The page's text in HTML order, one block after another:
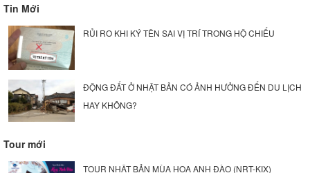
Tin Mới
RỦI RO KHI KÝ TÊN SAI VỊ TRÍ TRONG HỘ CHIẾU
ĐỘNG ĐẤT Ở NHẬT BẢN CÓ ẢNH HƯỞNG ĐẾN DU LỊCH
HAY KHÔNG?
Tour mới
TOUR NHẬT BẢN MÙA HOA ANH ĐÀO (NRT-KIX)